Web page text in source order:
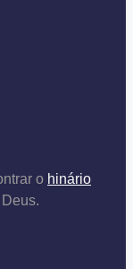
o hinário